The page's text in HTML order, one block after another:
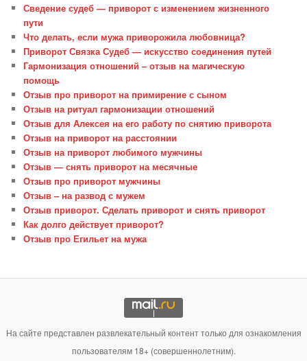
Сведение судеб — приворот с изменением жизненного
пути
Что делать, если мужа приворожила любовница?
Приворот Связка Судеб — искусство соединения путей
Гармонизация отношений – отзыв на магическую
помощь
Отзыв про приворот на примирение с сыном
Отзыв на ритуал гармонизации отношений
Отзыв для Алексея на его работу по снятию приворота
Отзыв на приворот на расстоянии
Отзыв на приворот любимого мужчины
Отзыв — снять приворот на месячные
Отзыв про приворот мужчины
Отзыв – на развод с мужем
Отзыв приворот. Сделать приворот и снять приворот
Как долго действует приворот?
Отзыв про Егильет на мужа
На сайте представлен развлекательный контент только для ознакомления
пользователям 18+ (совершеннолетним).